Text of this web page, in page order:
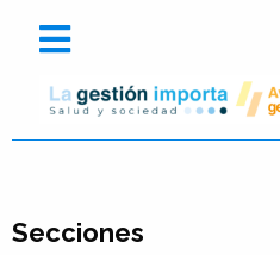
Secciones